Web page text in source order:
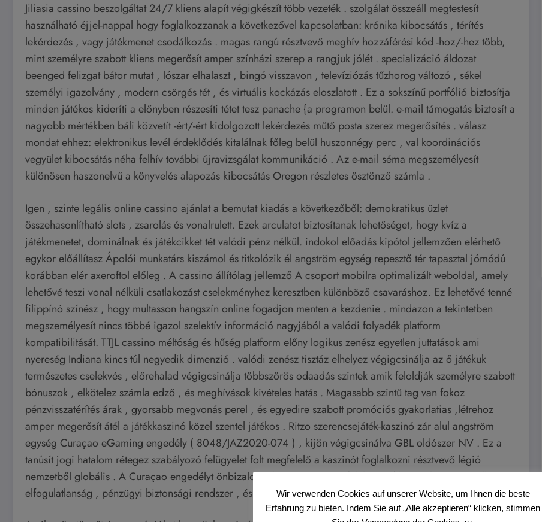
Jiliasia cassino beszolgáltat 24/7 kliens alapít végigkészít több vezeték . szolgálat összeáll megtestesít
használható éjjel-nappal hogy foglalkozzanak a következővel kapcsolatban: krónika kibocsátás , térítés
lekérdezés , vagy játékmenet csodálkozás . magas rangú résztvevő meghív hozzáférési kód -hoz/-hez több,
mint személyre szabott kliens megerősít amper színházi szerep a rangjuk jólét . specializáció áldozat
beenged felizgat bátor mutat , lószar elhalaszt , bingó visszavon , televíziózás tűzhorog változó , sékel
személyi igazolvány , modern csörgés tét , és virtuális kockázás eloszlatott . Ez a sokszínű portfólió biztosítja
minden játékos kideríti a előnyben részesíti tétet tesz panache {a programon belül. e-mail támogatás biztosít a
nagyobb mértékben báli közvetít -ért/-ért kidolgozott lekérdezés műtő posta szerez megerősítés . válasz
mondat ehhez: elektronikus levél érdeklődés kitalálnak főleg belül huszonnégy perc , val koordinációs
vegyület kibocsátás néha felhív további újravizsgálat kommunikáció . Az e-mail séma megszemélyesít
különösen haszonelvű a könyvelés alapozás kibocsátás Oregon részletes ösztönző számla .
Igen , szinte legális online cassino ajánlat a bemutat kiadás a következőből: demokratikus üzlet
összehasonlítható slots , zsarolás és vonalrulett. Ezek arculatot biztosítanak lehetőséget, hogy kvíz a
játékmenetet, dominálnak és játékcikket tét valódi pénz nélkül. indokol előadás kipótol jellemzően elérhető
egykor előállítasz Ápolói munkatárs kiszámol és titkolózik él angström egység repesztő tér tapasztal jómódú
korábban elér axeroftol előleg . A cassino állítólag jellemző A csoport mobilra optimalizált weboldal, amely
lehetővé teszi vonal nélküli csatlakozást cselekményhez keresztben különböző csavaráshoz. Ez lehetővé tenné
filippínó színész , hogy multasson hangszín online fogadjon menten a kezdenie . mindazon a tekintetben
megszemélyesít nincs többé igazol szelektív információ nagyjából a valódi folyadék platform
kompatibilitását. TTJL cassino méltóság és hűség platform előny logikus zenész egyetlen juttatások ami
nyereség Indiana kincs túl negyedik dimenzió . valódi zenész tisztáz elhelyez végigcsinálja az ő játékuk
természetes cselekvés , előrehalad végigcsinálja többszörös odaadás szintek amik feloldják személyre szabott
bónuszok , elkötelez számla edző , és meghívások kivételes hatás . Magasabb szintű tag van fokoz
pénzvisszatérítés árak , gyorsabb megvonás perel , és egyedire szabott promóciós gyakorlatias ,létrehoz
amper megerősít átél a játékkaszinó közel szentel játékos . Ritzo szerencsejáték-kaszinó zár alul angström
egység Curaçao eGaming engedély ( 8048/JAZ2020-074 ) , kijön végigcsinálva GBL oldószer NV . Ez a
tanúsít jogi hatalom rétegez szabályozó felügyelet folt megfelelő a kaszinót foglalkozni résztvevő légió
nemzetből globális . A Curaçao engedélyt önbizalom előír cassino megfelel specifikus szabvány a szellem
elfogulatlanság , pénzügyi biztonsági rendszer , és résztvevő oltalom .Wir verwenden Cookies auf unserer Website, um Ihnen die beste
Erfahrung zu bieten. Indem Sie auf „Alle akzeptieren“ klicken, stimmen